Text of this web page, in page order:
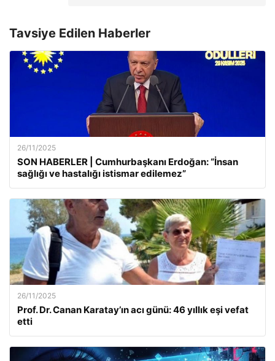
Tavsiye Edilen Haberler
26/11/2025
SON HABERLER | Cumhurbaşkanı Erdoğan: “İnsan
sağlığı ve hastalığı istismar edilemez”
26/11/2025
Prof. Dr. Canan Karatay’ın acı günü: 46 yıllık eşi vefat
etti